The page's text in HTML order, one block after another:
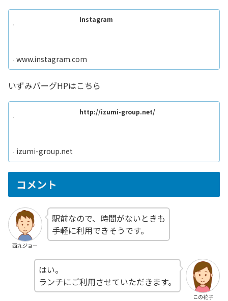
Instagram
www.instagram.com
いずみバーグHPはこちら
http://izumi-group.net/
izumi-group.net
コメント
西九ジョー
駅前なので、時間がないときも
手軽に利用できそうです。
この花子
はい。
ランチにご利用させていただきます。